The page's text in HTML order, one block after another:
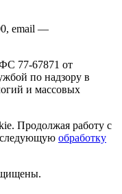
email —
77-67871 от
по надзору в
и массовых
Продолжая работу с
обработку